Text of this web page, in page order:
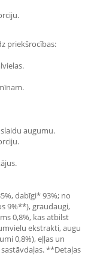
priekšrocības:
augumu.
dabīgi* 93%; no
9%**), graudaugi,
0,8%, kas atbilst
ekstrakti, augu
0,8%), eļļas un
**Detaļas